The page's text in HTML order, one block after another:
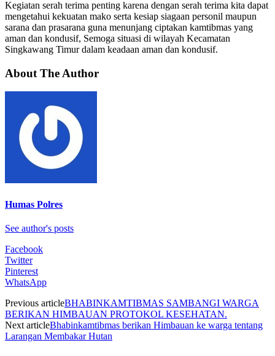
Kegiatan serah terima penting karena dengan serah terima kita dapat
mengetahui kekuatan mako serta kesiap siagaan personil maupun
sarana dan prasarana guna menunjang ciptakan kamtibmas yang
aman dan kondusif, Semoga situasi di wilayah Kecamatan
Singkawang Timur dalam keadaan aman dan kondusif.
About The Author
Humas Polres
See author's posts
Facebook
Twitter
Pinterest
WhatsApp
Previous articleBHABINKAMTIBMAS SAMBANGI WARGA
BERIKAN HIMBAUAN PROTOKOL KESEHATAN.
Next articleBhabinkamtibmas berikan Himbauan ke warga tentang
Larangan Membakar Hutan